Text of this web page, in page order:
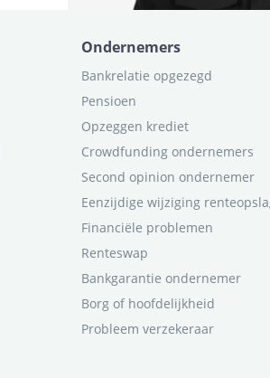
Ondernemers
Bankrelatie opgezegd
Pensioen
Opzeggen krediet
Crowdfunding ondernemers
Second opinion ondernemer
Eenzijdige wijziging
Financiële problemen
Renteswap
Bankgarantie ondernemer
Borg of hoofdelijkheid
Probleem verzekeraar